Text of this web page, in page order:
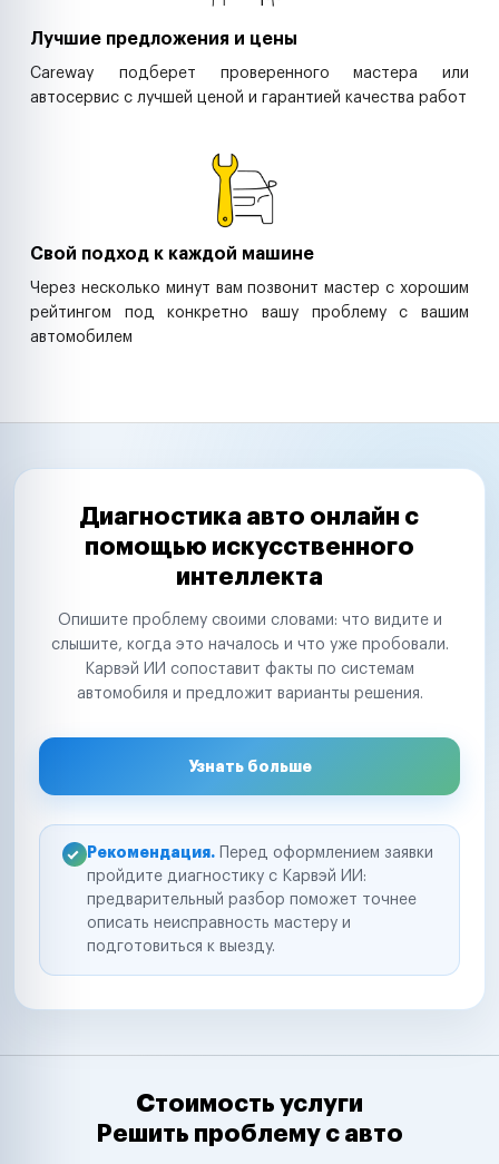
Лучшие предложения и цены
Careway подберет проверенного мастера или
автосервис с лучшей ценой и гарантией качества работ
Свой подход к каждой машине
Через несколько минут вам позвонит мастер с хорошим
рейтингом под конкретно вашу проблему с вашим
автомобилем
Диагностика авто онлайн с
помощью искусственного
интеллекта
Опишите проблему своими словами: что видите и
слышите, когда это началось и что уже пробовали.
Карвэй ИИ сопоставит факты по системам
автомобиля и предложит варианты решения.
Узнать больше
Рекомендация. Перед оформлением заявки
пройдите диагностику с Карвэй ИИ:
предварительный разбор поможет точнее
описать неисправность мастеру и
подготовиться к выезду.
Стоимость услуги
Решить проблему с авто